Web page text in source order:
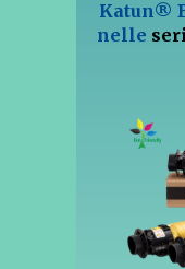
Katun®
nelle